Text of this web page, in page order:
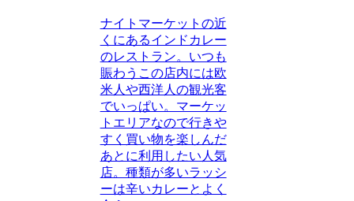
ナイトマーケットの近
くにあるインドカレー
のレストラン。いつも
賑わうこの店内には欧
米人や西洋人の観光客
でいっぱい。マーケッ
トエリアなので行きや
すく買い物を楽しんだ
あとに利用したい人気
店。種類が多いラッシ
ーは辛いカレーとよく